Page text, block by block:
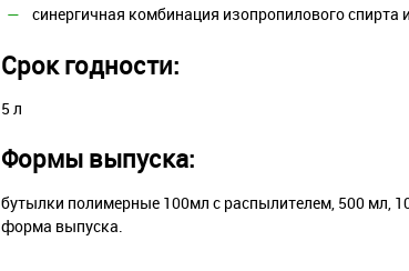
синергичная комбинация изопропилового
Срок годности:
5 л
Формы выпуска:
бутылки полимерные 100мл с распылителем, 500 мл,
форма выпуска.